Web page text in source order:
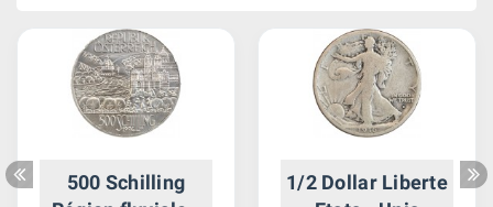
500 Schilling
1/2 Dollar Liberte